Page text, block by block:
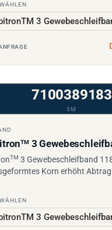
7100389183
3M
TM3
TM 3 Gewebeschleifband
Korn erhöht